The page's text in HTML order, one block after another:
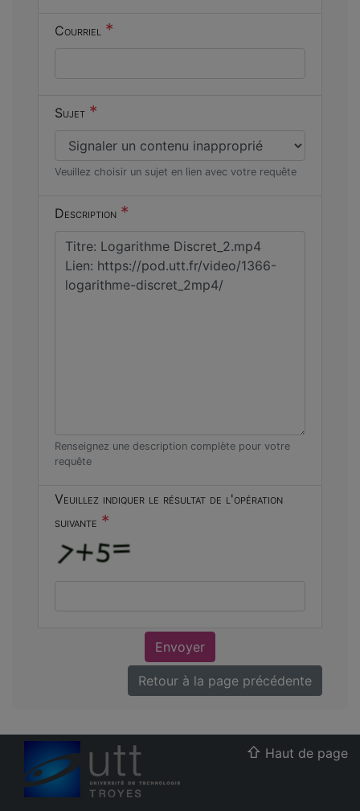
Courriel *
Sujet *
Veuillez choisir un sujet en lien avec votre requête
Description *
Renseignez une description complète pour votre
requête
Veuillez indiquer le résultat de l'opération
suivante *
Envoyer
Retour à la page précédente
Haut de page